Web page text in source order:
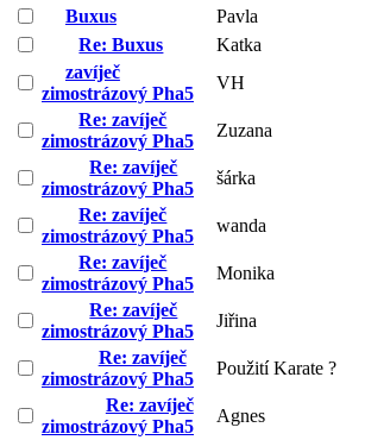
Buxus
Pavla
Re: Buxus
Katka
zavíječ
zimostrázový Pha5
VH
Re: zavíječ
zimostrázový Pha5
Zuzana
Re: zavíječ
zimostrázový Pha5
šárka
Re: zavíječ
zimostrázový Pha5
wanda
Re: zavíječ
zimostrázový Pha5
Monika
Re: zavíječ
zimostrázový Pha5
Jiřina
Re: zavíječ
zimostrázový Pha5
Použití Karate ?
Re: zavíječ
zimostrázový Pha5
Agnes